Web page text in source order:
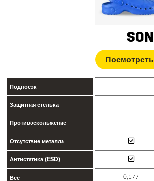
Подносок -
Защитная стелька -
Противоскольжение
Отсутствие металла
Антистатика (ESD)
Вес 0,177